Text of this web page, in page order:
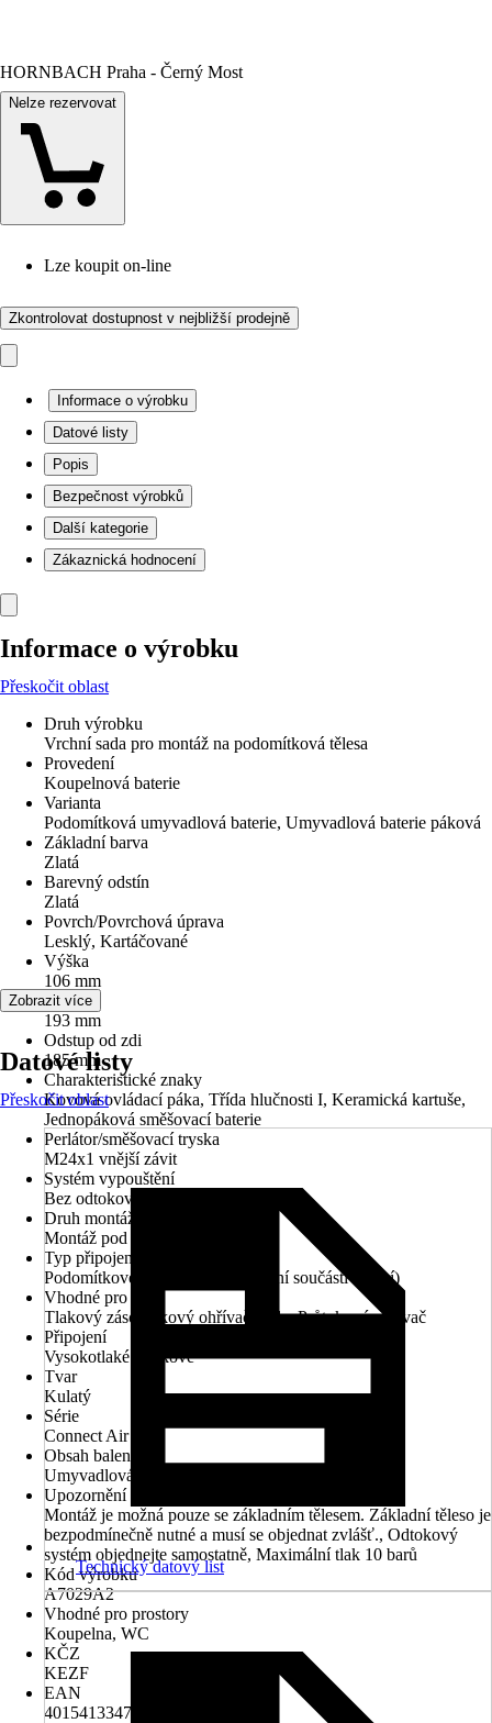
HORNBACH Praha - Černý Most
Nelze rezervovat
Lze koupit on-line
Zkontrolovat dostupnost v nejbližší prodejně
Informace o výrobku
Datové listy
Popis
Bezpečnost výrobků
Další kategorie
Zákaznická hodnocení
Informace o výrobku
Přeskočit oblast
Druh výrobku
Vrchní sada pro montáž na podomítková tělesa
Provedení
Koupelnová baterie
Varianta
Podomítková umyvadlová baterie, Umyvadlová baterie páková
Základní barva
Zlatá
Barevný odstín
Zlatá
Povrch/Povrchová úprava
Lesklý, Kartáčované
Výška
106 mm
Šířka
193 mm
Odstup od zdi
185 mm
Charakteristické znaky
Kovová ovládací páka, Třída hlučnosti I, Keramická kartuše,
Jednopáková směšovací baterie
Perlátor/směšovací tryska
M24x1 vnější závit
Systém vypouštění
Bez odtokové soupravy
Druh montáže
Montáž pod omítku
Typ připojení
Podomítkové instalační těleso (není součástí balení)
Vhodné pro
Tlakový zásobníkový ohřívač vody, Průtokový ohřívač
Připojení
Vysokotlaké - tlakové
Tvar
Kulatý
Série
Connect Air
Obsah balení
Umyvadlová baterie, Rozeta, Návod k montáži
Upozornění
Montáž je možná pouze se základním tělesem. Základní těleso je
bezpodmínečně nutné a musí se objednat zvlášť., Odtokový
systém objednejte samostatně, Maximální tlak 10 barů
Kód výrobku
A7029A2
Vhodné pro prostory
Koupelna, WC
KČZ
KEZF
EAN
4015413347549
Zobrazit více
Datové listy
Přeskočit oblast
Technický datový list